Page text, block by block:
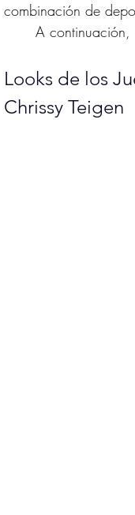
combinación de
A
Looks de los
Chrissy Teigen